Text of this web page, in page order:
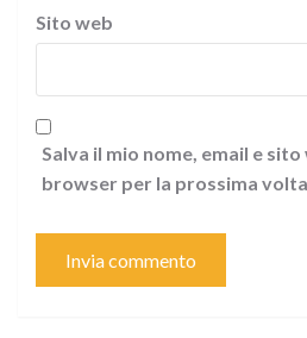
Sito web
Salva il mio nome, email e
browser per la prossima